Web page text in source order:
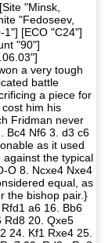
"Minsk,
"Fedoseev,
1"] [ECO "C24"]
"90"]
a very tough
battle
a piece for
him his
Fridman never
Bc4 Nf6 3. d3 c6
as it used
the typical
O 8. Ncxe4 Nxe4
equal, as
the bishop pair.}
a6 16. Bb6
Rd8 20. Qxe5
24. Kf1 Rxe4 25.